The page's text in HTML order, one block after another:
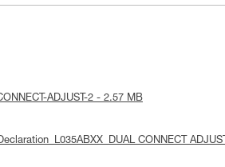
ADJUST-2 - 2.57 MB
CONNECT